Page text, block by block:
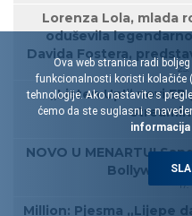
Lorenza Lola, mlada
oduševila
Davida Fostera,
23.
„Listen Up!“ novi EP
20.
NOVO U MENARTU!
Bollywooda
Million: Pjesma „Lijepe
Ova web stranica radi
funkcionalnosti koristi kolačiće
tehnologije. Ako nastavite s
ćemo da ste suglasni s
informacija